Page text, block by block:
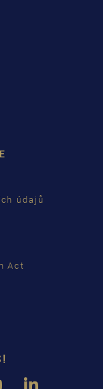
údajů
Act